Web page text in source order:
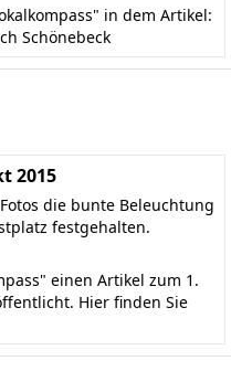
in dem Artikel:
Schönebeck
2015
die bunte Beleuchtung
festgehalten.
einen Artikel zum 1.
Hier finden Sie